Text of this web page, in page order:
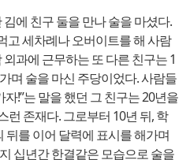
에 친구 둘을 만나 술을 마셨다.
고 세차례나 오버이트를 해 사람
과에 근무하는 또 다른 친구는 1
며 술을 마신 주당이었다. 사람들
!”는 말을 했던 그 친구는 20년을
런 존재다. 그로부터 10년 뒤, 학
뒤를 이어 달력에 표시를 해가며
십년간 한결같은 모습으로 술을